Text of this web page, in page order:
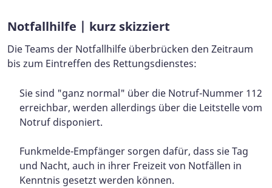
Notfallhilfe | kurz skizziert
Die Teams der Notfallhilfe überbrücken den Zeitraum
bis zum Eintreffen des Rettungsdienstes:
Sie sind "ganz normal" über die Notruf-Nummer 112
erreichbar, werden allerdings über die Leitstelle vom
Notruf disponiert.
Funkmelde-Empfänger sorgen dafür, dass sie Tag
und Nacht, auch in ihrer Freizeit von Notfällen in
Kenntnis gesetzt werden können.